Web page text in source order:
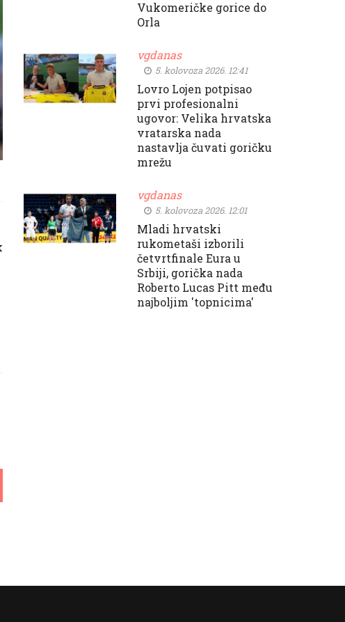
Vukomeričke gorice do
Orla
vgdanas
5. kolovoza 2026. 12:41
Lovro Lojen potpisao
prvi profesionalni
ugovor: Velika hrvatska
vratarska nada
nastavlja čuvati goričku
mrežu
vgdanas
5. kolovoza 2026. 12:01
Mladi hrvatski
rukometaši izborili
četvrtfinale Eura u
Srbiji, gorička nada
Roberto Lucas Pitt među
najboljim 'topnicima'